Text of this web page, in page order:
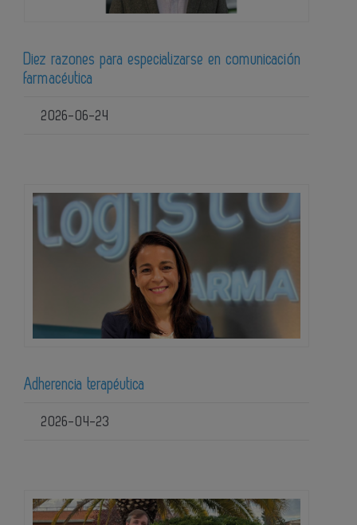
Diez razones para especializarse en comunicación
farmacéutica
2026-06-24
Adherencia terapéutica
2026-04-23